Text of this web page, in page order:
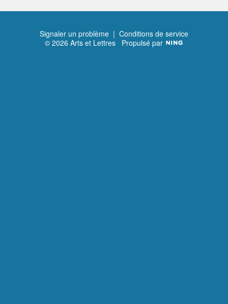
Signaler un problème | Conditions de service
© 2026 Arts et Lettres Propulsé par